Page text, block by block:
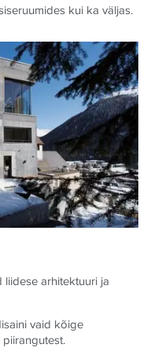
kui ka väljas.
arhitektuuri ja
vaid kõige